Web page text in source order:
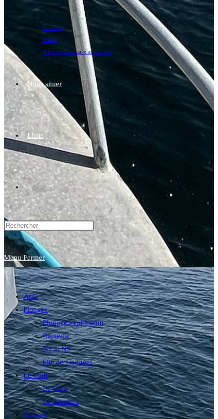
Contact
Tarifs
Abonnement aux actualités
Nous situer
Liens
Toggle
website
search
Menu Fermer
Actu
Plongée
Plongée exploration
Baptême
N1 et N2
Site de plongées
Le Club
Le Club
La structure
Contact